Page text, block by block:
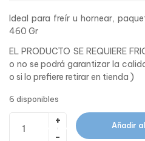
Ideal para freír u hornear,
460 Gr
EL PRODUCTO SE REQUIERE
o no se podrá garantizar la
o si lo prefiere retirar en tienda )
6 disponibles
Añadir